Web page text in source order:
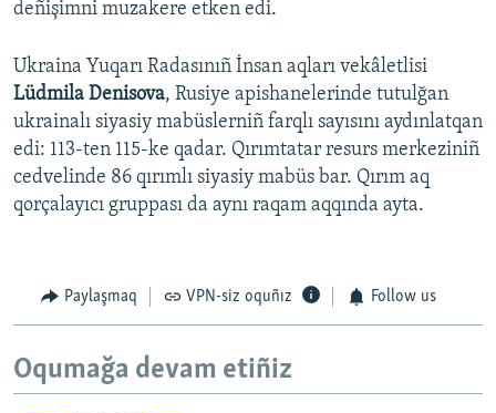
deñişimni muzakere etken edi.
Ukraina Yuqarı Radasınıñ İnsan aqları vekâletlisi
Lüdmila Denisova, Rusiye apishanelerinde tutulğan
ukrainalı siyasiy mabüslerniñ farqlı sayısını aydınlatqan
edi: 113-ten 115-ke qadar. Qırımtatar resurs merkeziniñ
cedvelinde 86 qırımlı siyasiy mabüs bar. Qırım aq
qorçalayıcı gruppası da aynı raqam aqqında ayta.
Paylaşmaq VPN-siz oquñız Follow us
Oqumağa devam etiñiz